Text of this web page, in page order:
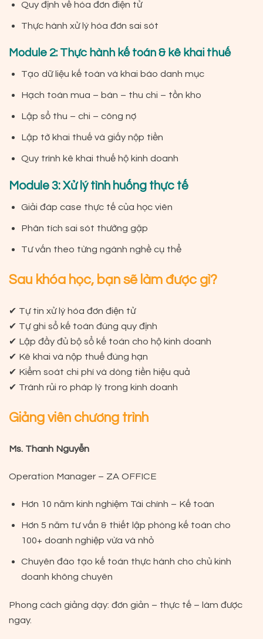
Quy định về hóa đơn điện tử
Thực hành xử lý hóa đơn sai sót
Module 2: Thực hành kế toán & kê khai thuế
Tạo dữ liệu kế toán và khai báo danh mục
Hạch toán mua – bán – thu chi – tồn kho
Lập sổ thu – chi – công nợ
Lập tờ khai thuế và giấy nộp tiền
Quy trình kê khai thuế hộ kinh doanh
Module 3: Xử lý tình huống thực tế
Giải đáp case thực tế của học viên
Phân tích sai sót thường gặp
Tư vấn theo từng ngành nghề cụ thể
Sau khóa học, bạn sẽ làm được gì?
✔ Tự tin xử lý hóa đơn điện tử
✔ Tự ghi sổ kế toán đúng quy định
✔ Lập đầy đủ bộ sổ kế toán cho hộ kinh doanh
✔ Kê khai và nộp thuế đúng hạn
✔ Kiểm soát chi phí và dòng tiền hiệu quả
✔ Tránh rủi ro pháp lý trong kinh doanh
Giảng viên chương trình
Ms. Thanh Nguyễn
Operation Manager – ZA OFFICE
Hơn 10 năm kinh nghiệm Tài chính – Kế toán
Hơn 5 năm tư vấn & thiết lập phòng kế toán cho
100+ doanh nghiệp vừa và nhỏ
Chuyên đào tạo kế toán thực hành cho chủ kinh
doanh không chuyên
Phong cách giảng dạy: đơn giản – thực tế – làm được
ngay.